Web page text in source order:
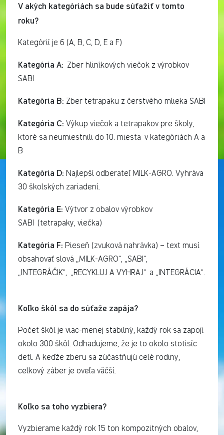
V akých kategóriách sa bude súťažiť v tomto
roku?
Kategórií je 6 (A, B, C, D, E a F)
Kategória A: Zber hliníkových viečok z výrobkov
SABI
Kategória B: Zber tetrapaku z čerstvého mlieka SABI
Kategória C: Výkup viečok a tetrapakov pre školy,
ktoré sa neumiestnili do 10. miesta v kategóriách A a
B
Kategória D: Najlepší odberateľ MILK-AGRO. Vyhráva
30 školských zariadení.
Kategória E: Výtvor z obalov výrobkov
SABI (tetrapaky, viečka)
Kategória F: Pieseň (zvuková nahrávka) – text musí
obsahovať slová „MILK-AGRO“, „SABI“,
„INTEGRÁČIK“, „RECYKLUJ A VYHRAJ“ a „INTEGRÁCIA“.
Koľko škôl sa do súťaže zapája?
Počet škôl je viac-menej stabilný, každý rok sa zapojí
okolo 300 škôl. Odhadujeme, že je to okolo stotisíc
detí. A keďže zberu sa zúčastňujú celé rodiny,
celkový záber je oveľa väčší.
Koľko sa toho vyzbiera?
Vyzbierame každý rok 15 ton kompozitných obalov,